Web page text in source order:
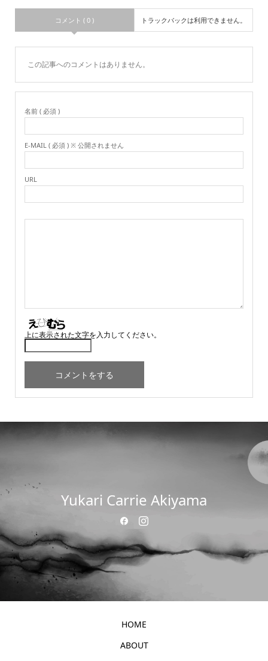
コメント ( 0 ) トラックバックは利用できません。
この記事へのコメントはありません。
名前 ( 必須 )
E-MAIL ( 必須 ) ※ 公開されません
URL
上に表示された文字を入力してください。
Yukari Carrie Akiyama
HOME
ABOUT